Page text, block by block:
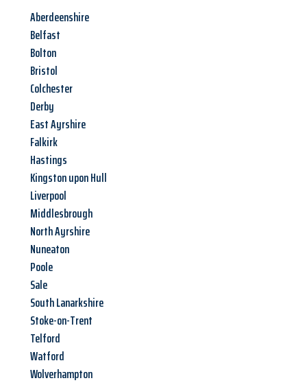
Aberdeenshire
Belfast
Bolton
Bristol
Colchester
Derby
East Ayrshire
Falkirk
Hastings
Kingston upon Hull
Liverpool
Middlesbrough
North Ayrshire
Nuneaton
Poole
Sale
South Lanarkshire
Stoke-on-Trent
Telford
Watford
Wolverhampton